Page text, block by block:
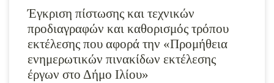
Έγκριση πίστωσης και τεχνικών
προδιαγραφών και καθορισμός τρόπου
εκτέλεσης που αφορά την «Προμήθεια
ενημερωτικών πινακίδων εκτέλεσης
έργων στο Δήμο Ιλίου»